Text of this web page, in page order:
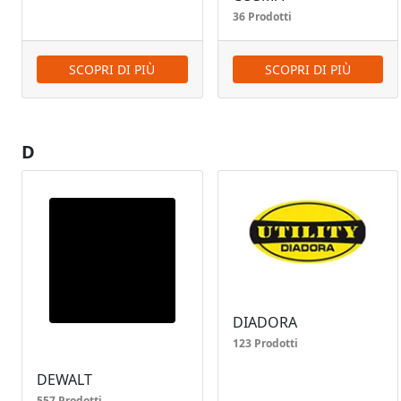
SCOPRI DI PIÙ
36 Prodotti
SCOPRI DI PIÙ
D
DEWALT
DIADORA
123 Prodotti